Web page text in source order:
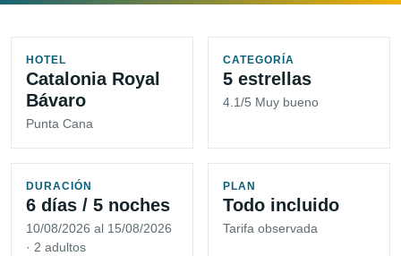
HOTEL
Catalonia Royal
Bávaro
Punta Cana
CATEGORÍA
5 estrellas
4.1/5 Muy bueno
DURACIÓN
6 días / 5 noches
10/08/2026 al 15/08/2026
· 2 adultos
PLAN
Todo incluido
Tarifa observada